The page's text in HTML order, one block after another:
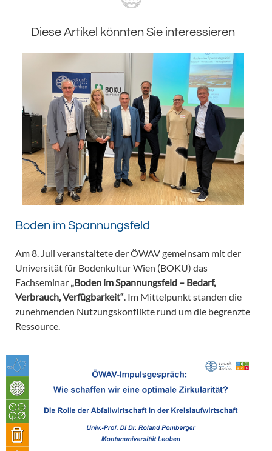
Diese Artikel könnten Sie interessieren
Boden im Spannungsfeld
Am 8. Juli veranstaltete der ÖWAV gemeinsam mit der
Universität für Bodenkultur Wien (BOKU) das
Fachseminar „Boden im Spannungsfeld – Bedarf,
Verbrauch, Verfügbarkeit“ . Im Mittelpunkt standen die
zunehmenden Nutzungskonflikte rund um die begrenzte
Ressource.